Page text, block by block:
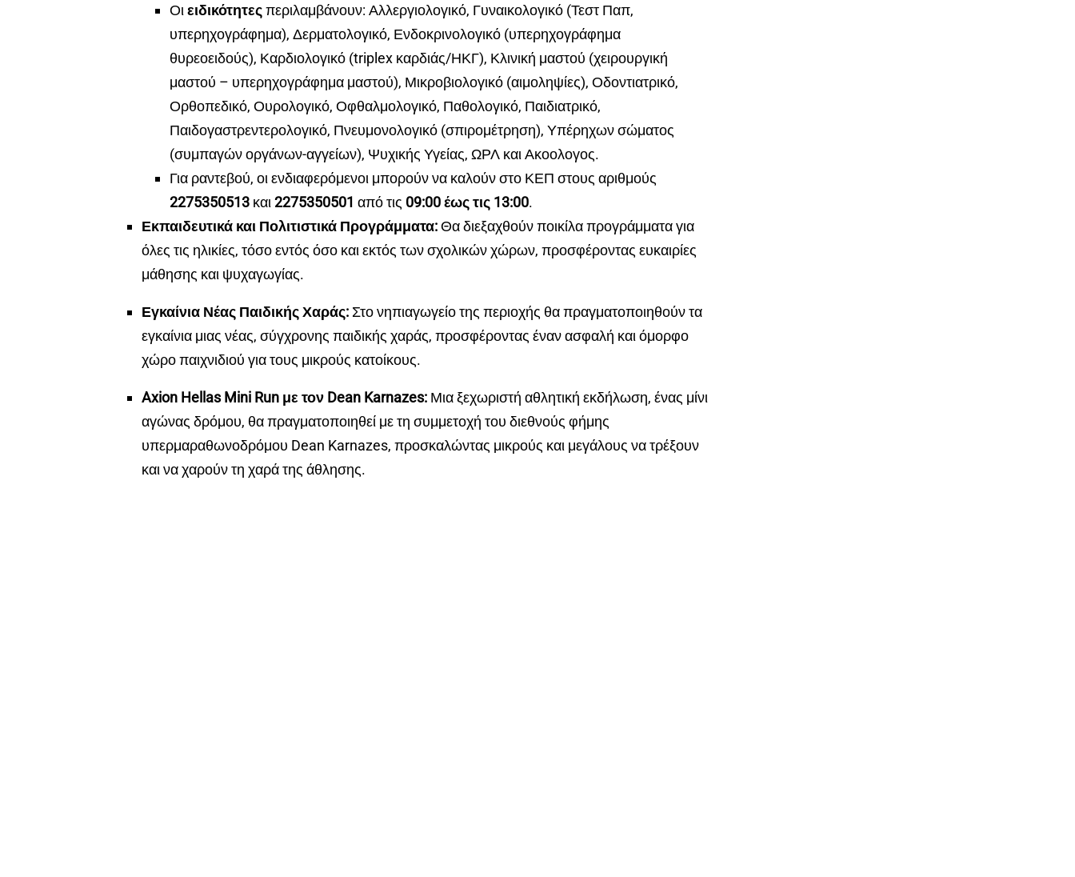
Οι ειδικότητεςπεριλαμβάνουν: Αλλεργιολογικό, Γυναικολογικό (Τεστ Παπ,
υπερηχογράφημα), Δερματολογικό, Ενδοκρινολογικό (υπερηχογράφημα
θυρεοειδούς), Καρδιολογικό (triplex καρδιάς/ΗΚΓ), Κλινική μαστού (χειρουργική
μαστού – υπερηχογράφημα μαστού), Μικροβιολογικό (αιμοληψίες), Οδοντιατρικό,
Ορθοπεδικό, Ουρολογικό, Οφθαλμολογικό, Παθολογικό, Παιδιατρικό,
Παιδογαστρεντερολογικό, Πνευμονολογικό (σπιρομέτρηση), Υπέρηχων σώματος
(συμπαγών οργάνων-αγγείων), Ψυχικής Υγείας, ΩΡΛ και Ακοολογος.
Για ραντεβού, οι ενδιαφερόμενοι μπορούν να καλούν στο ΚΕΠ στους αριθμούς
2275350513 και 2275350501 από τις 09:00 έως τις 13:00.
Εκπαιδευτικά και Πολιτιστικά Προγράμματα:Θα διεξαχθούν ποικίλα προγράμματα για
όλες τις ηλικίες, τόσο εντός όσο και εκτός των σχολικών χώρων, προσφέροντας ευκαιρίες
μάθησης και ψυχαγωγίας.
Εγκαίνια Νέας Παιδικής Χαράς: Στο νηπιαγωγείο της περιοχής θα πραγματοποιηθούν τα
εγκαίνια μιας νέας, σύγχρονης παιδικής χαράς, προσφέροντας έναν ασφαλή και όμορφο
χώρο παιχνιδιού για τους μικρούς κατοίκους.
Axion Hellas Mini Run με τον Dean Karnazes: Μια ξεχωριστή αθλητική εκδήλωση, ένας μίνι
αγώνας δρόμου, θα πραγματοποιηθεί με τη συμμετοχή του διεθνούς φήμης
υπερμαραθωνοδρόμου Dean Karnazes, προσκαλώντας μικρούς και μεγάλους να τρέξουν
και να χαρούν τη χαρά της άθλησης.